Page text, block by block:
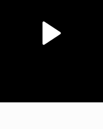
Play